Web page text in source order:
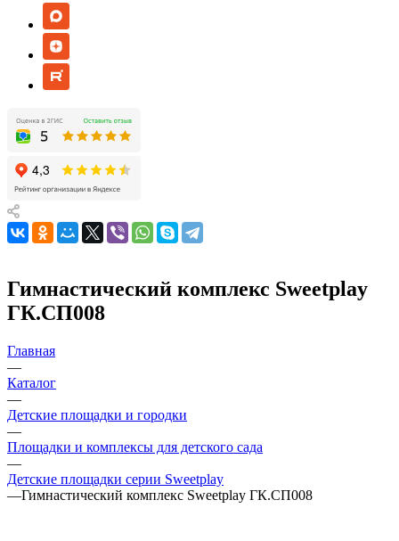
Гимнастический комплекс Sweetplay
ГК.СП008
Главная
—
Каталог
—
Детские площадки и городки
—
Площадки и комплексы для детского сада
—
Детские площадки серии Sweetplay
—Гимнастический комплекс Sweetplay ГК.СП008